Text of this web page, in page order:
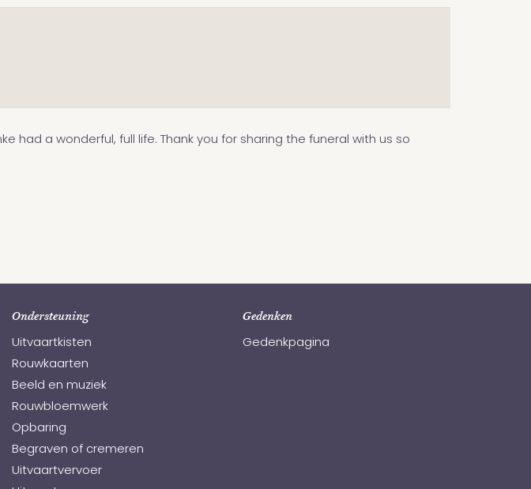
had a wonderful, full life. Thank you for sharing the funeral with us so
Ondersteuning
Uitvaartkisten
Rouwkaarten
Beeld en muziek
Rouwbloemwerk
Opbaring
Begraven of cremeren
Uitvaartvervoer
Gedenken
Gedenkpagina